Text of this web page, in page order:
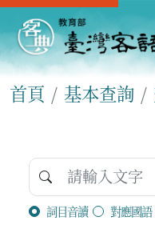
首頁 基本查詢
詞目音讀 對應國語